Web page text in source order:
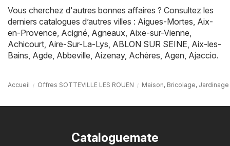
Vous cherchez d'autres bonnes affaires ? Consultez les
derniers catalogues d’autres villes : Aigues-Mortes, Aix-
en-Provence, Acigné, Agneaux, Aixe-sur-Vienne,
Achicourt, Aire-Sur-La-Lys, ABLON SUR SEINE, Aix-les-
Bains, Agde, Abbeville, Aizenay, Achères, Agen, Ajaccio.
Accueil Offres SOTTEVILLE LES ROUEN Maison, Bricolage, Jardinage
Cataloguemate